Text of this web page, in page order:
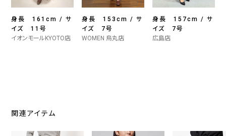
身長 161cm / サ
イズ 11号
イオンモールKYOTO店
身長 153cm / サ
イズ 7号
WOMEN 烏丸店
身長 157cm / サ
イズ 7号
広島店
関連アイテム